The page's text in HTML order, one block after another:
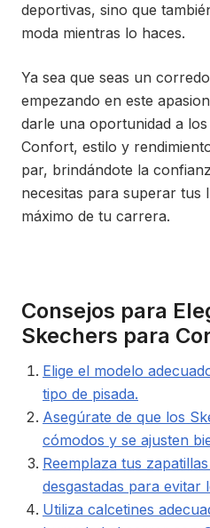
deportivas, sino que
moda mientras lo haces.
Ya sea que seas un
empezando en este
darle una oportunidad a
Confort, estilo y
par, brindándote la
necesitas para superar tus
máximo de tu carrera.
Consejos para
Skechers para
Elige el modelo
tipo de pisada.
Asegúrate de que los
cómodos y se ajusten
Reemplaza tus
desgastadas para evitar
Utiliza calcetines